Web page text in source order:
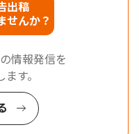
出稿
せんか？
情報発信を
す。